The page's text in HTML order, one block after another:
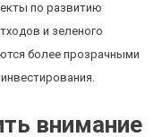
по развитию
и зеленого
более прозрачными
внимание